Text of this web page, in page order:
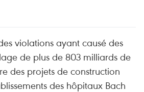
violations ayant causé des
de plus de 803 milliards de
des projets de construction
des hôpitaux Bach